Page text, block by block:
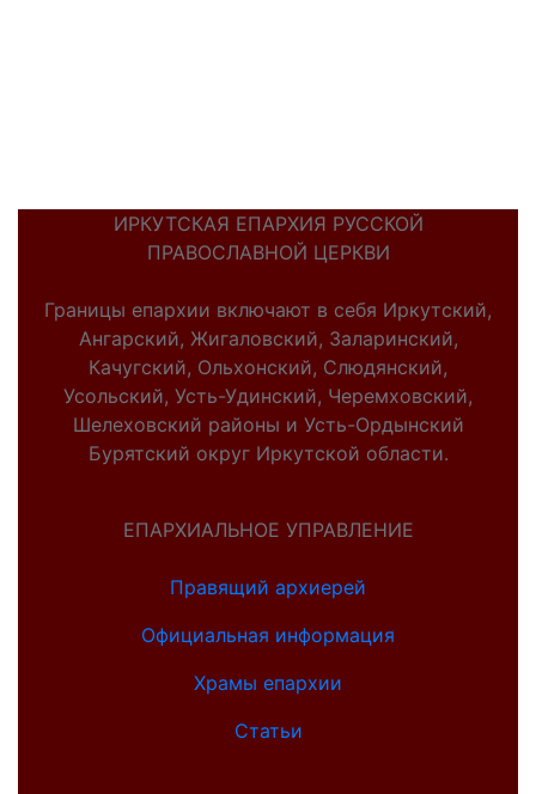
ИРКУТСКАЯ ЕПАРХИЯ РУССКОЙ
ПРАВОСЛАВНОЙ ЦЕРКВИ
Границы епархии включают в себя Иркутский,
Ангарский, Жигаловский, Заларинский,
Качугский, Ольхонский, Слюдянский,
Усольский, Усть-Удинский, Черемховский,
Шелеховский районы и Усть-Ордынский
Бурятский округ Иркутской области.
ЕПАРХИАЛЬНОЕ УПРАВЛЕНИЕ
Правящий архиерей
Официальная информация
Храмы епархии
Статьи